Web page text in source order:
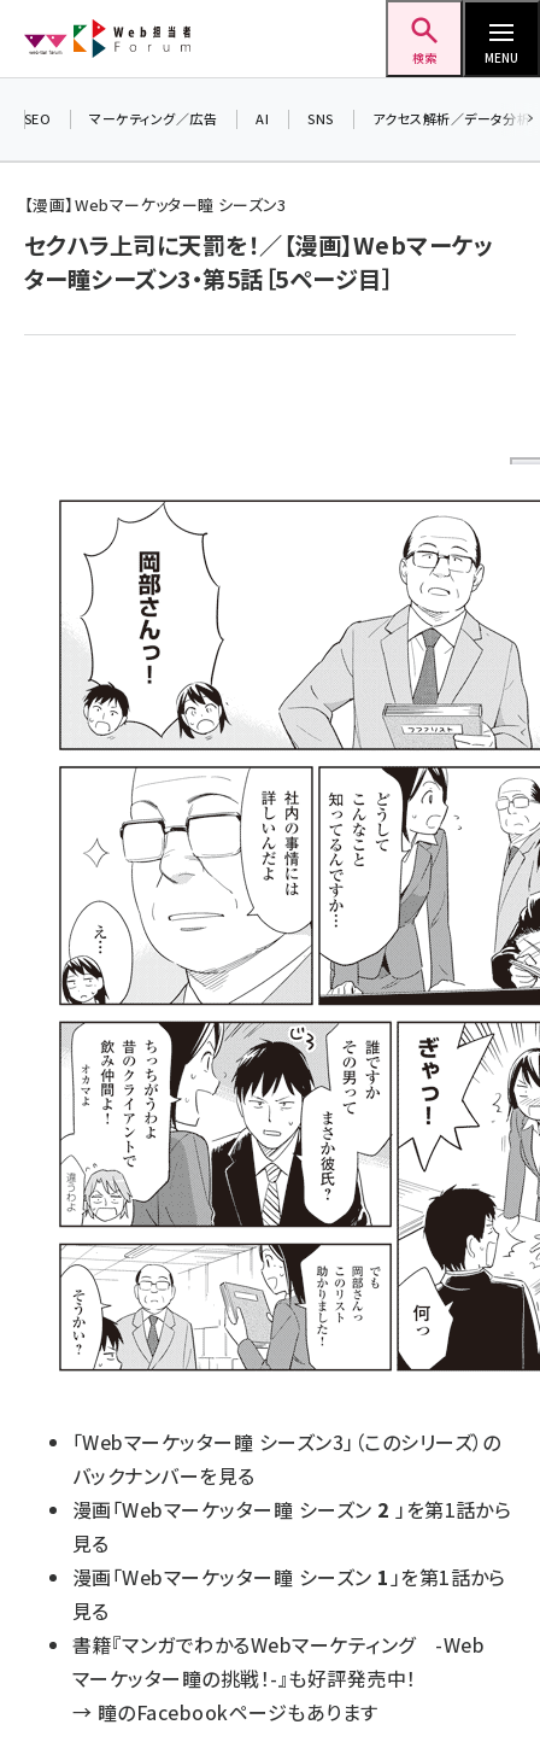
ン
検索 MENU
seo (3538)
z世代 (1629)
meo (1281)
llmo (1167)
SEO マーケティング／広告 AI SNS アクセス解析／データ分析
【漫画】Webマーケッター瞳 シーズン3
セクハラ上司に天罰を！／【漫画】Webマーケッ
ター瞳シーズン3・第5話［5ページ目］
「Webマーケッター瞳 シーズン3」（このシリーズ）の
バックナンバーを見る
漫画「Webマーケッター瞳 シーズン 2 」を第1話から
見る
漫画「Webマーケッター瞳 シーズン 1」を第1話から
見る
書籍『マンガでわかるWebマーケティング -Web
マーケッター瞳の挑戦！-』も好評発売中！
→ 瞳のFacebookページもあります
生成
2026